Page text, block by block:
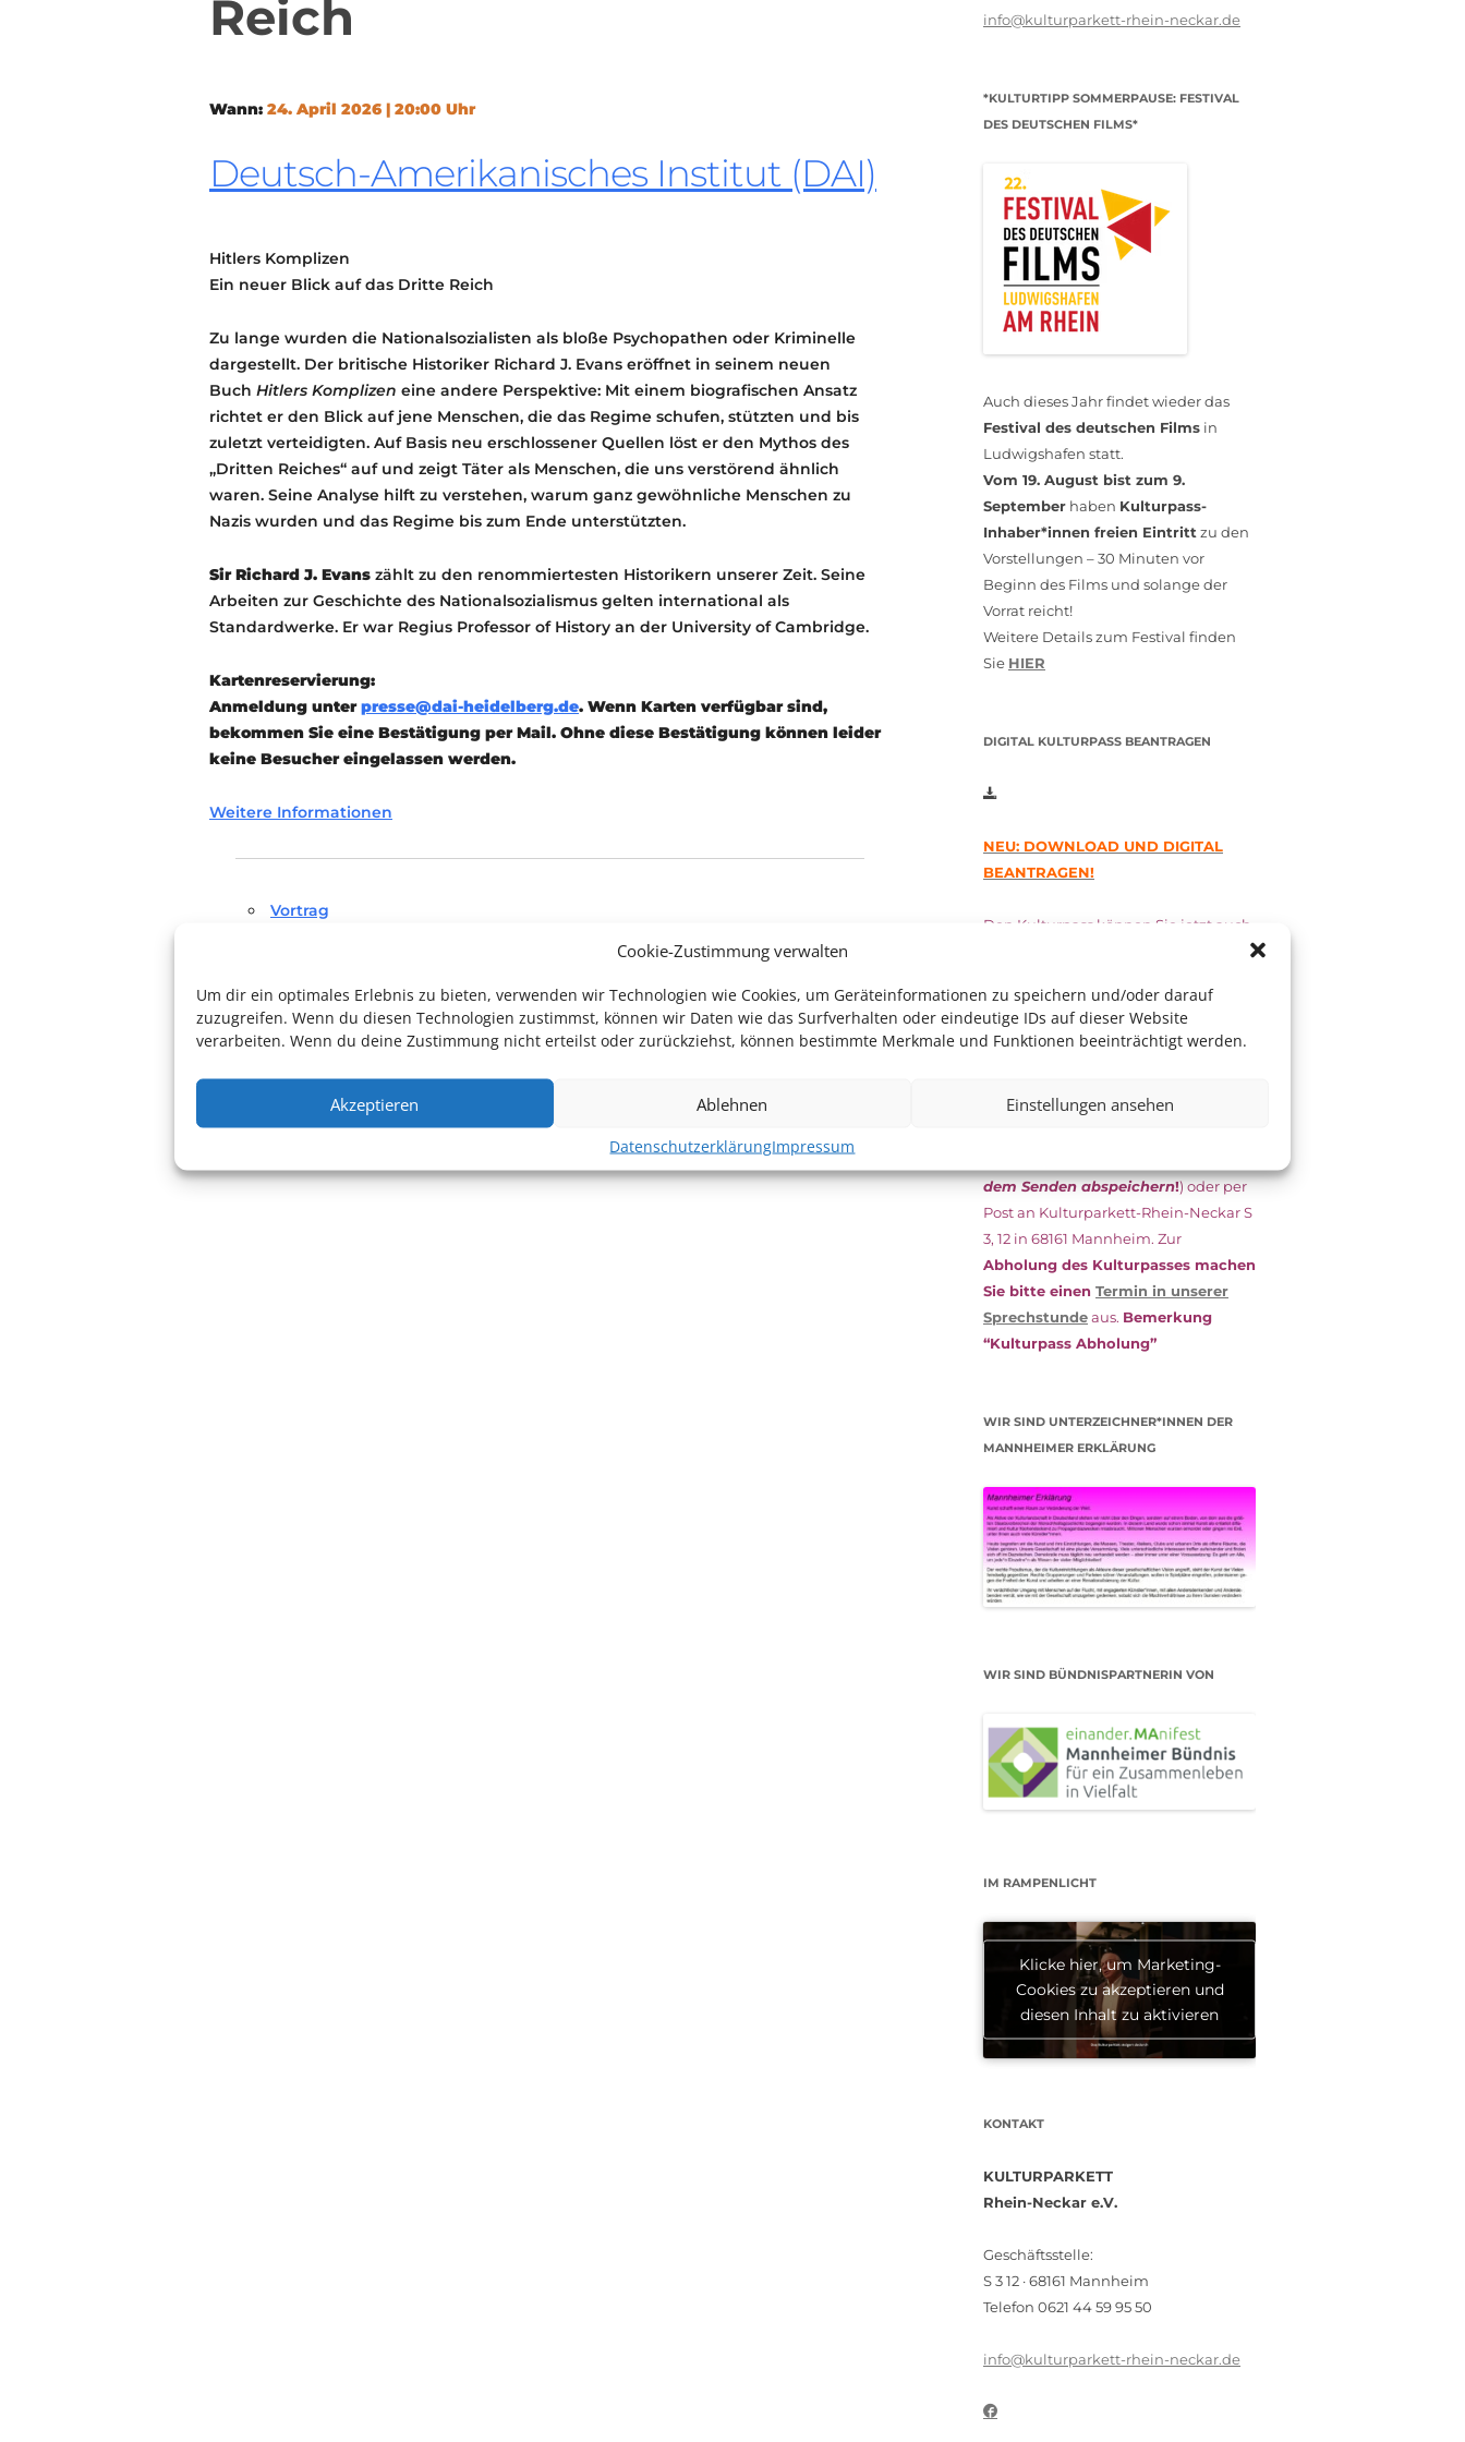
Cookie-Zustimmung verwalten
Um dir ein optimales Erlebnis zu bieten, verwenden wir Technologien wie Cookies, um Geräteinformationen zu speichern und/oder darauf
zuzugreifen. Wenn du diesen Technologien zustimmst, können wir Daten wie das Surfverhalten oder eindeutige IDs auf dieser Website
verarbeiten. Wenn du deine Zustimmung nicht erteilst oder zurückziehst, können bestimmte Merkmale und Funktionen beeinträchtigt werden.
Akzeptieren Ablehnen Einstellungen ansehen
DatenschutzerklärungImpressum
Reich
Wann: 24. April 2026 | 20:00 Uhr
Deutsch-Amerikanisches Institut (DAI)
Hitlers Komplizen
Ein neuer Blick auf das Dritte Reich
Zu lange wurden die Nationalsozialisten als bloße Psychopathen oder Kriminelle
dargestellt. Der britische Historiker Richard J. Evans eröffnet in seinem neuen
Buch Hitlers Komplizen eine andere Perspektive: Mit einem biografischen Ansatz
richtet er den Blick auf jene Menschen, die das Regime schufen, stützten und bis
zuletzt verteidigten. Auf Basis neu erschlossener Quellen löst er den Mythos des
„Dritten Reiches“ auf und zeigt Täter als Menschen, die uns verstörend ähnlich
waren. Seine Analyse hilft zu verstehen, warum ganz gewöhnliche Menschen zu
Nazis wurden und das Regime bis zum Ende unterstützten.
Sir Richard J. Evans zählt zu den renommiertesten Historikern unserer Zeit. Seine
Arbeiten zur Geschichte des Nationalsozialismus gelten international als
Standardwerke. Er war Regius Professor of History an der University of Cambridge.
Kartenreservierung:
Anmeldung unterpresse@dai-heidelberg.de. Wenn Karten verfügbar sind,
bekommen Sie eine Bestätigung per Mail. Ohne diese Bestätigung können leider
keine Besucher eingelassen werden.
Weitere Informationen
Vortrag
info@kulturparkett-rhein-neckar.de
*KULTURTIPP SOMMERPAUSE: FESTIVAL
DES DEUTSCHEN FILMS*
Auch dieses Jahr findet wieder das
Festival des deutschen Films in
Ludwigshafen statt.
Vom 19. August bist zum 9.
September haben Kulturpass-
Inhaber*innen freien Eintritt zu den
Vorstellungen – 30 Minuten vor
Beginn des Films und solange der
Vorrat reicht!
Weitere Details zum Festival finden
Sie HIER
DIGITAL KULTURPASS BEANTRAGEN
NEU: DOWNLOAD UND DIGITAL
BEANTRAGEN!
Den Kulturpass können Sie jetzt auch
esunterschriebenzusammen mit
dem aktuellen
(Bürgergeld/
das Kulturparkett zurück: Per E-Mail
dem Senden abspeichern!) oder per
Post an Kulturparkett-Rhein-Neckar S
3, 12 in 68161 Mannheim. Zur
Abholung des Kulturpasses machen
Sie bitte einen Termin in unserer
Sprechstundeaus. Bemerkung
“Kulturpass Abholung”
WIR SIND UNTERZEICHNER*INNEN DER
MANNHEIMER ERKLÄRUNG
WIR SIND BÜNDNISPARTNERIN VON
IM RAMPENLICHT
Klicke hier, um Marketing-
Cookies zu akzeptieren und
diesen Inhalt zu aktivieren
KONTAKT
KULTURPARKETT
Rhein-Neckar e.V.
Geschäftsstelle:
S 3 12 · 68161 Mannheim
Telefon 0621 44 59 95 50
info@kulturparkett-rhein-neckar.de